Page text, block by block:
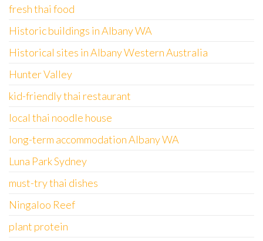
fresh thai food
Historic buildings in Albany WA
Historical sites in Albany Western Australia
Hunter Valley
kid-friendly thai restaurant
local thai noodle house
long-term accommodation Albany WA
Luna Park Sydney
must-try thai dishes
Ningaloo Reef
plant protein